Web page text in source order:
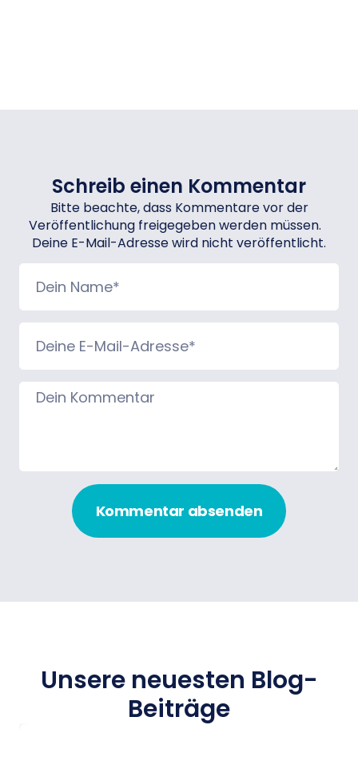
Schreib einen Kommentar
Bitte beachte, dass Kommentare vor der
Veröffentlichung freigegeben werden müssen.
Deine E-Mail-Adresse wird nicht veröffentlicht.
Kommentar absenden
Unsere neuesten Blog-
Beiträge